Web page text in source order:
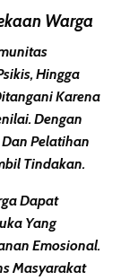
Warga
Hingga
Karena
Dengan
Pelatihan
Tindakan.
Dapat
Yang
Emosional.
Masyarakat